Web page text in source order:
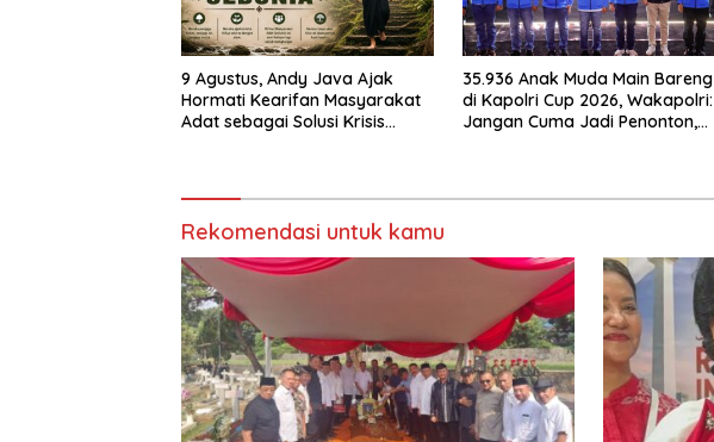
9 Agustus, Andy Java Ajak
Hormati Kearifan Masyarakat
Adat sebagai Solusi Krisis
35.936 Anak Muda Main Bareng
di Kapolri Cup 2026, Wakapolri:
Jangan Cuma Jadi Penonton,
Rekomendasi untuk kamu